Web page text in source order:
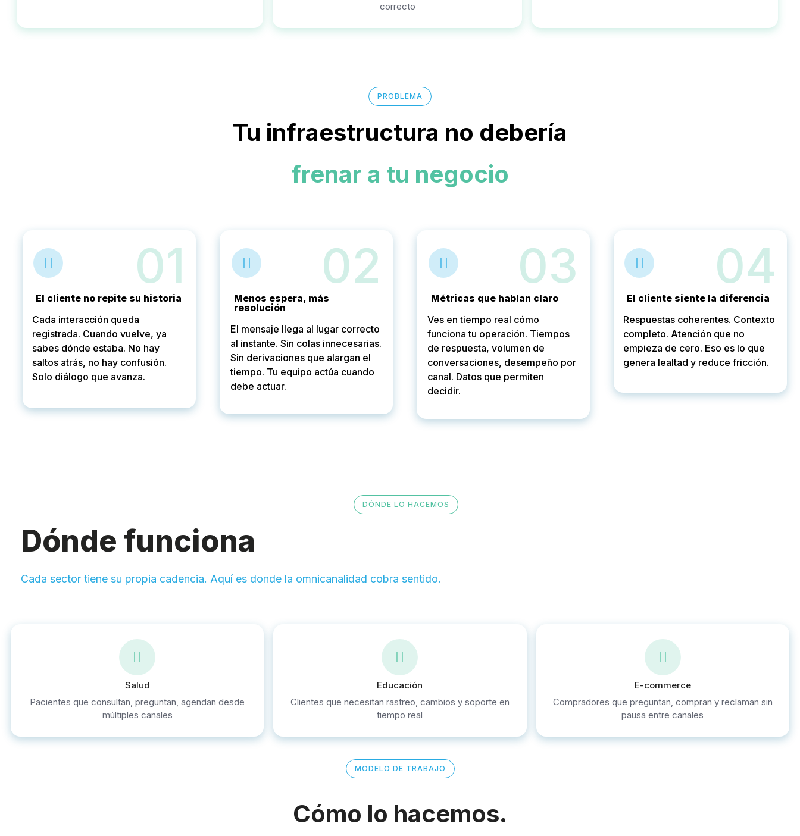
correcto
PROBLEMA
Tu infraestructura no debería
frenar a tu negocio
01
El cliente no repite su historia
Cada interacción queda
registrada. Cuando vuelve, ya
sabes dónde estaba. No hay
saltos atrás, no hay confusión.
Solo diálogo que avanza.
02
Menos espera, más
resolución
El mensaje llega al lugar correcto
al instante. Sin colas innecesarias.
Sin derivaciones que alargan el
tiempo. Tu equipo actúa cuando
debe actuar.
03
Métricas que hablan claro
Ves en tiempo real cómo
funciona tu operación. Tiempos
de respuesta, volumen de
conversaciones, desempeño por
canal. Datos que permiten
decidir.
04
El cliente siente la diferencia
Respuestas coherentes. Contexto
completo. Atención que no
empieza de cero. Eso es lo que
genera lealtad y reduce fricción.
DÓNDE LO HACEMOS
Dónde funciona
Cada sector tiene su propia cadencia. Aquí es donde la omnicanalidad cobra sentido.
Salud
Pacientes que consultan, preguntan, agendan desde
múltiples canales
Educación
Clientes que necesitan rastreo, cambios y soporte en
tiempo real
E-commerce
Compradores que preguntan, compran y reclaman sin
pausa entre canales
MODELO DE TRABAJO
Cómo lo hacemos.